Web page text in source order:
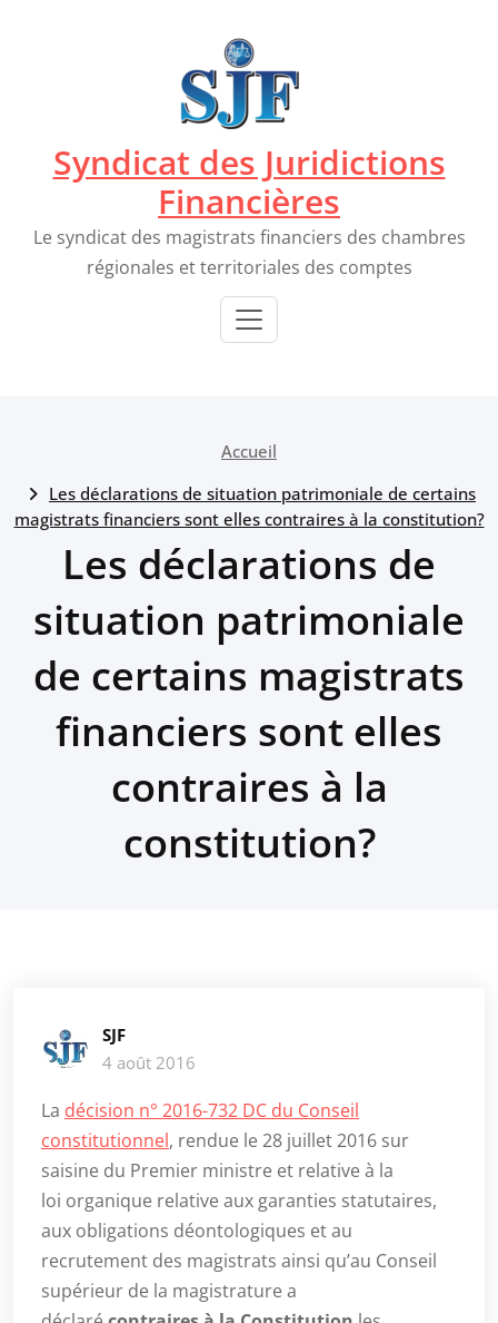
Syndicat des Juridictions
Financières
Le syndicat des magistrats financiers des chambres
régionales et territoriales des comptes
Accueil
Les déclarations de situation patrimoniale de certains
magistrats financiers sont elles contraires à la constitution?
Les déclarations de
situation patrimoniale
de certains magistrats
financiers sont elles
contraires à la
constitution?
SJF
4 août 2016
La décision n° 2016-732 DC du Conseil
constitutionnel, rendue le 28 juillet 2016 sur
saisine du Premier ministre et relative à la
loi organique relative aux garanties statutaires,
aux obligations déontologiques et au
recrutement des magistrats ainsi qu’au Conseil
supérieur de la magistrature a